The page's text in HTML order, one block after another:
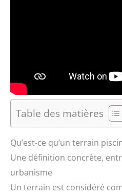
Table des matières
Qu’est-ce qu’un terrain
Une définition concrète,
urbanisme
Un terrain est considéré